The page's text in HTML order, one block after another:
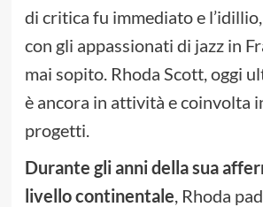
di critica fu immediato e
con gli appassionati di jazz in
mai sopito. Rhoda Scott, oggi
è ancora in attività e coinvolta
progetti.
Durante gli anni della sua
livello continentale , Rhoda